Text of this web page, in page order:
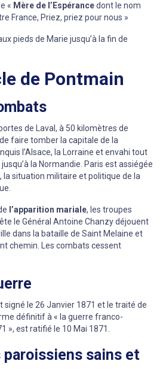
« Mère de l’Espérancedont le nom
France, Priez, priez pour nous »
pieds de Marie jusqu’à la fin de
de Pontmain
de Laval, à 50 kilomètres de
faire tomber la capitale de la
l’Alsace, la Lorraine et envahi tout
la Normandie. Paris est assiégée
la situation militaire et politique de la
l’apparition mariale, les troupes
le Général Antoine Chanzy déjouent
dans la bataille de Saint Melaine et
chemin. Les combats cessent
signé le 26 Janvier 1871 et le traité de
définitif à « la guerre franco-
», est ratifié le 10 Mai 1871.
paroissiens sains et